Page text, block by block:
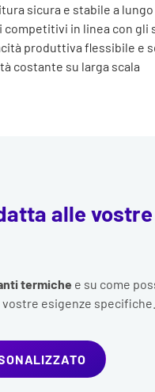
sicura e stabile a
competitivi in linea con gli
produttiva flessibile e
costante su larga scala
alle
termiche e su come
esigenze specifiche.